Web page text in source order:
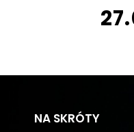
NA SKRÓTY